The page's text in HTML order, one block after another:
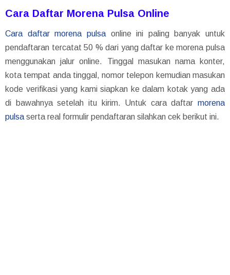
Cara Daftar Morena Pulsa Online
Cara daftar morena pulsaonline ini paling banyak untuk
pendaftaran tercatat 50 % dari yang daftar ke morena pulsa
menggunakan jalur online. Tinggal masukan nama konter,
kota tempat anda tinggal, nomor telepon kemudian masukan
kode verifikasi yang kami siapkan ke dalam kotak yang ada
di bawahnya setelah itu kirim. Untuk cara daftar morena
pulsa serta real formulir pendaftaran silahkan cek berikut ini.